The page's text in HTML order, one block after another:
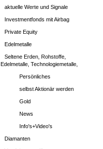
aktuelle Werte und Signale
Investmentfonds mit Airbag
Private Equity
Edelmetalle
Seltene Erden, Rohstoffe,
Edelmetalle, Technologiemetalle,
Persönliches
selbst Aktionär werden
Gold
News
Info's+Video's
Diamanten